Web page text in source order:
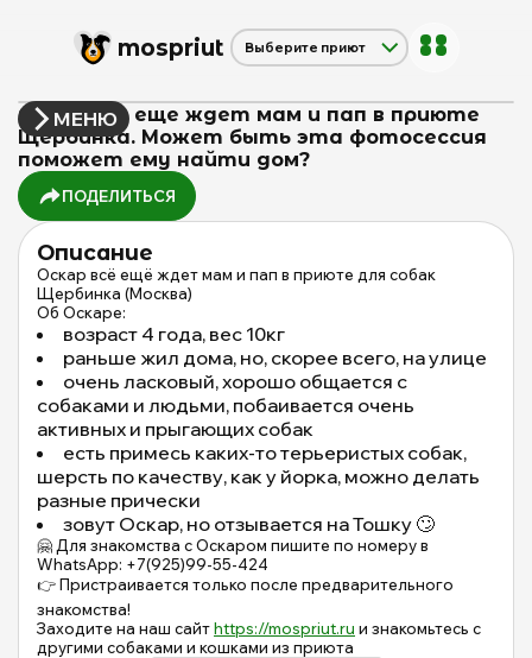
mospriut Выберите приют
Щербинка
Дубовая Роща
МЕНЮ
Оскар все еще ждет мам и пап в приюте
Щербинка. Может быть эта фотосессия
поможет ему найти дом?
ПОДЕЛИТЬСЯ
Описание
Оскар всё ещё ждет мам и пап в приюте для собак
Щербинка (Москва)
Об Оскаре:
возраст 4 года, вес 10кг
раньше жил дома, но, скорее всего, на улице
очень ласковый, хорошо общается с
собаками и людьми, побаивается очень
активных и прыгающих собак
есть примесь каких-то терьеристых собак,
шерсть по качеству, как у йорка, можно делать
разные прически
зовут Оскар, но отзывается на Тошку 🙄
🤗 Для знакомства с Оскаром пишите по номеру в
WhatsApp: +7(925)99-55-424
👉 Пристраивается только после предварительного
знакомства!
Заходите на наш сайтhttps://mospriut.ru и знакомьтесь с
другими собаками и кошками из приюта